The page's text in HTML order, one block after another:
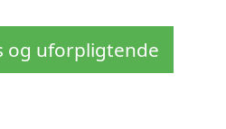
og uforpligtende